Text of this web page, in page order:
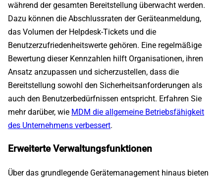
während der gesamten Bereitstellung überwacht werden.
Dazu können die Abschlussraten der Geräteanmeldung,
das Volumen der Helpdesk-Tickets und die
Benutzerzufriedenheitswerte gehören. Eine regelmäßige
Bewertung dieser Kennzahlen hilft Organisationen, ihren
Ansatz anzupassen und sicherzustellen, dass die
Bereitstellung sowohl den Sicherheitsanforderungen als
auch den Benutzerbedürfnissen entspricht. Erfahren Sie
mehr darüber, wie MDM die allgemeine Betriebsfähigkeit
des Unternehmens verbessert.
Erweiterte Verwaltungsfunktionen
Über das grundlegende Gerätemanagement hinaus bieten